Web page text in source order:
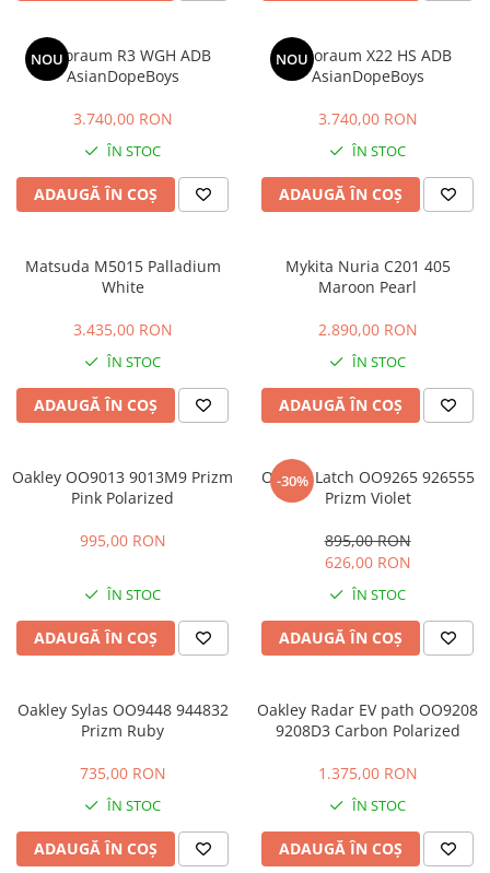
Last Chance %
Last chance %
DILEM
DIOR
DOLCE GABBANA
FACE A FACE
KUBORAUM
LA LOOP
LINDA FARROW
MASSADA
MAYBACH
MONT BLANC
OLIVER PEOPLES
ORGREEN
NOU
Kuboraum R3 WGH ADB
AsianDopeBoys
3.740,00 RON
ÎN STOC
ADAUGĂ ÎN COȘ
NOU
Kuboraum X22 HS ADB
AsianDopeBoys
3.740,00 RON
ÎN STOC
ADAUGĂ ÎN COȘ
Matsuda M5015 Palladium
White
3.435,00 RON
ÎN STOC
ADAUGĂ ÎN COȘ
Mykita Nuria C201 405
Maroon Pearl
2.890,00 RON
ÎN STOC
ADAUGĂ ÎN COȘ
Oakley OO9013 9013M9 Prizm
Pink Polarized
995,00 RON
ÎN STOC
ADAUGĂ ÎN COȘ
-30%
Oakley Latch OO9265 926555
Prizm Violet
895,00 RON
626,00 RON
ÎN STOC
ADAUGĂ ÎN COȘ
Oakley Sylas OO9448 944832
Prizm Ruby
735,00 RON
ÎN STOC
ADAUGĂ ÎN COȘ
Oakley Radar EV path OO9208
9208D3 Carbon Polarized
1.375,00 RON
ÎN STOC
ADAUGĂ ÎN COȘ